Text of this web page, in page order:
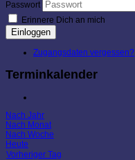
Passwort
Erinnere Dich an mich
Einloggen
Zugangsdaten vergessen?
Terminkalender
Nach Jahr
Nach Monat
Nach Woche
Heute
Vorheriger Tag